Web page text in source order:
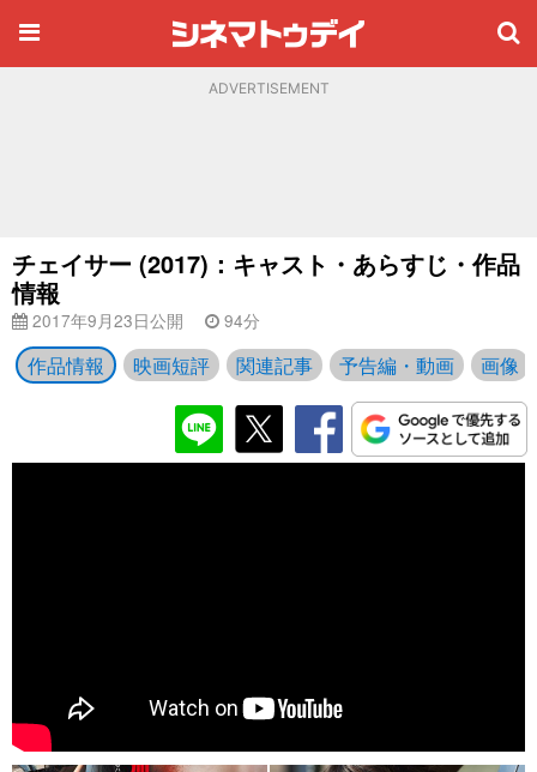
ADVERTISEMENT
チェイサー (2017)：キャスト・あらすじ・作品
情報
2017年9月23日公開 94分
作品情報 映画短評 関連記事 予告編・動画 画像